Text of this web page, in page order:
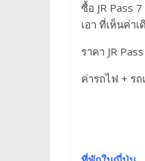
ซื้อ JR Pass
เอา ที่เห็นค่า
ราคา JR
ค่ารถไฟ + ร